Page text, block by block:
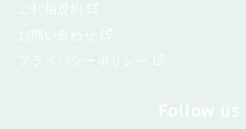
ご利用規約
お問い合わせ
プライバシーポリシー
Follow us